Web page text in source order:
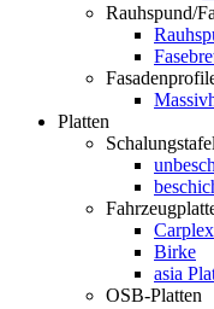
Rauhspund/
Platten
Schalungstafel
Carplex
Birke
asia
OSB-Platten